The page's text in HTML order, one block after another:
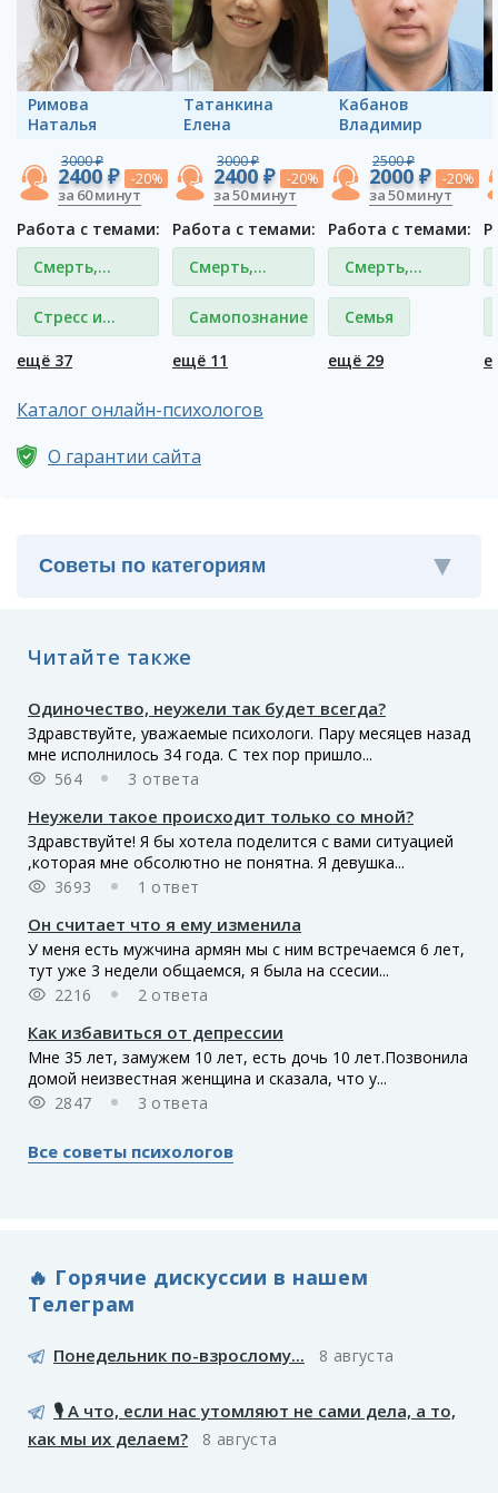
Римова
Наталья
3000 ₽
2400 ₽ -20%
за 60 минут
Работа с темами:
Смерть,
потеря
близкого
Стресс и
депрессия
ещё 37
Татанкина
Елена
3000 ₽
2400 ₽ -20%
за 50 минут
Работа с темами:
Смерть,
потеря
близкого
Самопознание
ещё 11
Кабанов
Владимир
2500 ₽
2000 ₽ -20%
за 50 минут
Работа с темами:
Смерть,
потеря
близкого
Семья
ещё 29
Каталог онлайн-психологов
О гарантии сайта
Читайте также
Одиночество, неужели так будет всегда?
Здравствуйте, уважаемые психологи. Пару месяцев назад
мне исполнилось 34 года. С тех пор пришло...
564
3 ответа
Неужели такое происходит только со мной?
Здравствуйте! Я бы хотела поделится с вами ситуацией
,которая мне обсолютно не понятна. Я девушка...
3693
1 ответ
Он считает что я ему изменила
У меня есть мужчина армян мы с ним встречаемся 6 лет,
тут уже 3 недели общаемся, я была на ссесии...
2216
2 ответа
Как избавиться от депрессии
Мне 35 лет, замужем 10 лет, есть дочь 10 лет.Позвонила
домой неизвестная женщина и сказала, что у...
2847
3 ответа
Все советы психологов
🔥 Горячие дискуссии в нашем
Телеграм
Понедельник по-взрослому... 8 августа
🎙️ А что, если нас утомляют не сами дела, а то,
как мы их делаем?
8 августа